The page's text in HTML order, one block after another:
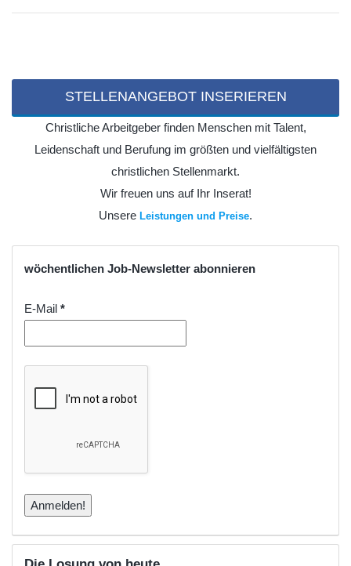
STELLENANGEBOT INSERIEREN
Christliche Arbeitgeber finden Menschen mit Talent,
Leidenschaft und Berufung im größten und vielfältigsten
christlichen Stellenmarkt.
Wir freuen uns auf Ihr Inserat!
Unsere Leistungen und Preise.
wöchentlichen Job-Newsletter abonnieren
E-Mail *